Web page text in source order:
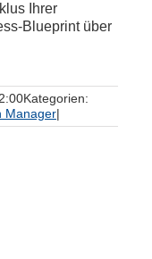
Ihrer
Blueprint über
Kategorien:
Manager|